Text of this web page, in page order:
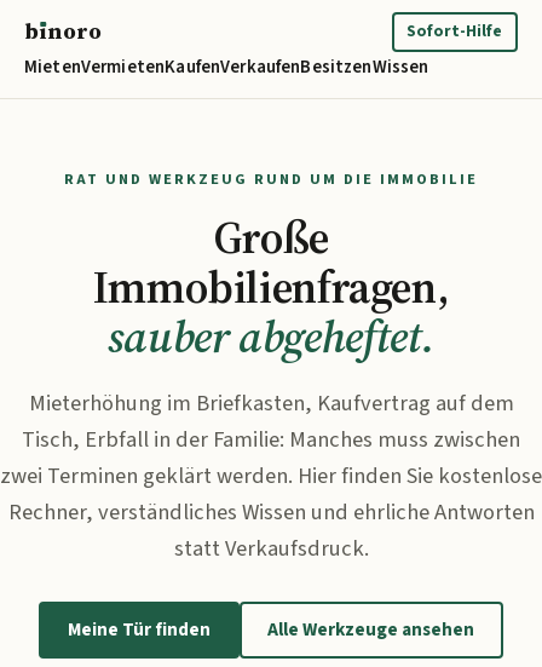
bınoro
MietenVermietenKaufenVerkaufenBesitzenWissen
Sofort-Hilfe
RAT UND WERKZEUG RUND UM DIE IMMOBILIE
Große
Immobilienfragen,
sauber abgeheftet.
Mieterhöhung im Briefkasten, Kaufvertrag auf dem
Tisch, Erbfall in der Familie: Manches muss zwischen
zwei Terminen geklärt werden. Hier finden Sie kostenlose
Rechner, verständliches Wissen und ehrliche Antworten
statt Verkaufsdruck.
Meine Tür finden Alle Werkzeuge ansehen